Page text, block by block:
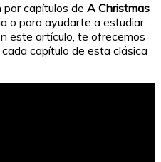
por capítulos de A Christmas
o para ayudarte a estudiar,
este artículo, te ofrecemos
capítulo de esta clásica